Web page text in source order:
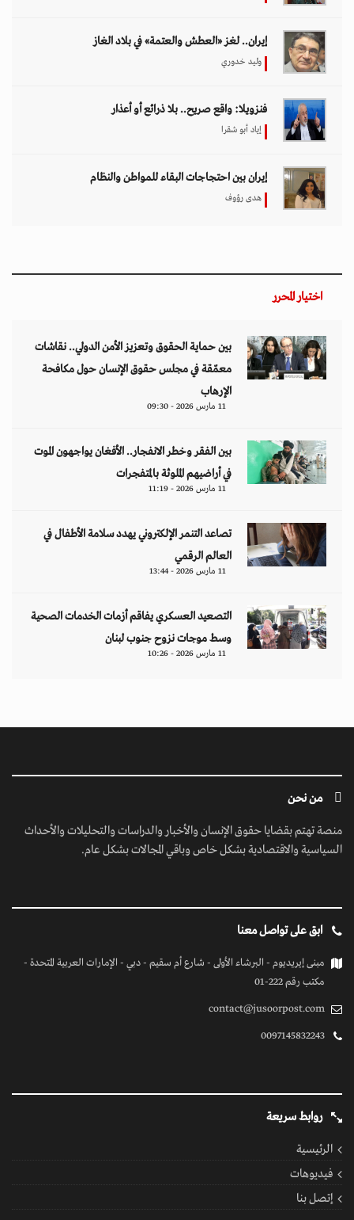
إيران.. لغز «العطش والعتمة» في بلاد الغاز
وليد خدوري
فنزويلا: واقع صريح.. بلا ذرائع أو أعذار
إياد أبو شقرا
إيران بين احتجاجات البقاء للمواطن والنظام
هدى رؤوف
اختيار المحرر
بين حماية الحقوق وتعزيز الأمن الدولي.. نقاشات
معمّقة في مجلس حقوق الإنسان حول مكافحة
الإرهاب
11 مارس 2026 - 09:30
بين الفقر وخطر الانفجار.. الأفغان يواجهون الموت
في أراضيهم الملوثة بالمتفجرات
11 مارس 2026 - 11:19
تصاعد التنمر الإلكتروني يهدد سلامة الأطفال في
العالم الرقمي
11 مارس 2026 - 13:44
التصعيد العسكري يفاقم أزمات الخدمات الصحية
وسط موجات نزوح جنوب لبنان
11 مارس 2026 - 10:26
من نحن
منصة تهتم بقضايا حقوق الإنسان والأخبار والدراسات والتحليلات والأحداث
السياسية والاقتصادية بشكل خاص وباقي المجالات بشكل عام.
ابق على تواصل معنا
مبنى إيريديوم - البرشاء الأولى - شارع أم سقيم - دبي - الإمارات العربية المتحدة -
مكتب رقم 222-01
contact@jusoorpost.com
0097145832243
روابط سريعة
الرئيسية
فيديوهات
إتصل بنا